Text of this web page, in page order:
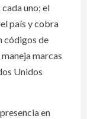
uno; el
país y cobra
códigos de
marcas
Unidos
en